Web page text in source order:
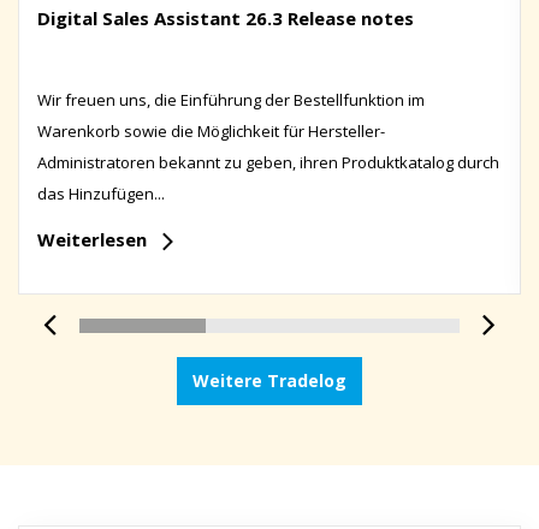
Digital Sales Assistant 26.3 Release notes
Wir freuen uns, die Einführung der Bestellfunktion im
Warenkorb sowie die Möglichkeit für Hersteller-
Administratoren bekannt zu geben, ihren Produktkatalog durch
das Hinzufügen...
Weiterlesen
Weitere Tradelog